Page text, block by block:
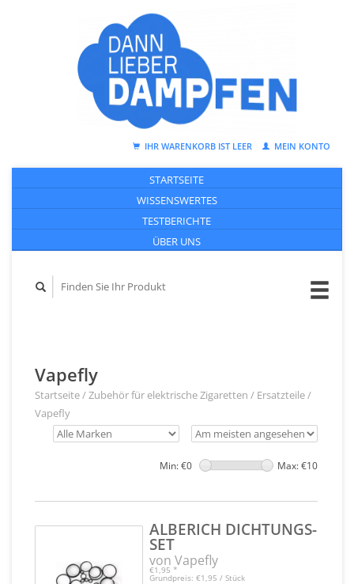
IHR WARENKORB IST LEER MEIN KONTO
STARTSEITE
WISSENSWERTES
TESTBERICHTE
ÜBER UNS
Vapefly
Startseite/Zubehör für elektrische Zigaretten / Ersatzteile/
Vapefly
Min: €0 Max: €10
ALBERICH DICHTUNGS-
SET
von Vapefly
€1,95 *
Grundpreis: €1,95 / Stück